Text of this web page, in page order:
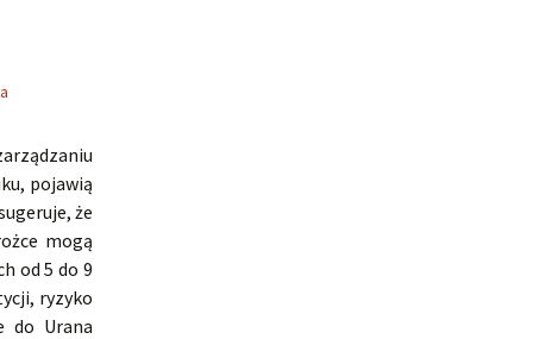
pojawią
że
mogą
od 5 do 9
ryzyko
do Urana